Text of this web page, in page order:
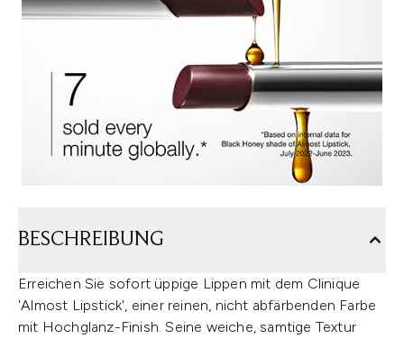
BESCHREIBUNG
Erreichen Sie sofort üppige Lippen mit dem Clinique
'Almost Lipstick', einer reinen, nicht abfärbenden Farbe
mit Hochglanz-Finish. Seine weiche, samtige Textur